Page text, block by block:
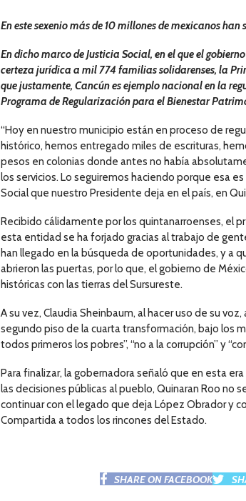
En este sexenio más de 10 millones de mexicanos han
En dicho marco de Justicia Social, en el que el
certeza jurídica a mil 774 familias solidarenses, la
que justamente, Cancún es ejemplo nacional en la
Programa de Regularización para el Bienestar
“Hoy en nuestro municipio están en proceso de
histórico, hemos entregado miles de escrituras,
pesos en colonias donde antes no había
los servicios. Lo seguiremos haciendo porque esa
Social que nuestro Presidente deja en el país, en
Recibido cálidamente por los quintanarroenses, el
esta entidad se ha forjado gracias al trabajo de
han llegado en la búsqueda de oportunidades, y a
abrieron las puertas, por lo que, el gobierno de
históricas con las tierras del Sursureste.
A su vez, Claudia Sheinbaum, al hacer uso de su
segundo piso de la cuarta transformación, bajo los
todos primeros los pobres”, “no a la corrupción” y
Para finalizar, la gobernadora señaló que en esta
las decisiones públicas al pueblo, Quinaran Roo no
continuar con el legado que deja López Obrador y
Compartida a todos los rincones del Estado.
SHARE ON FACEBOOK